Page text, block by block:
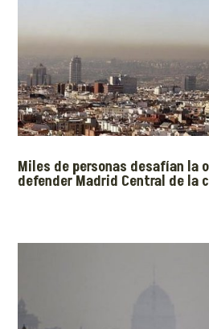
Miles de personas desafían la
defender Madrid Central de la